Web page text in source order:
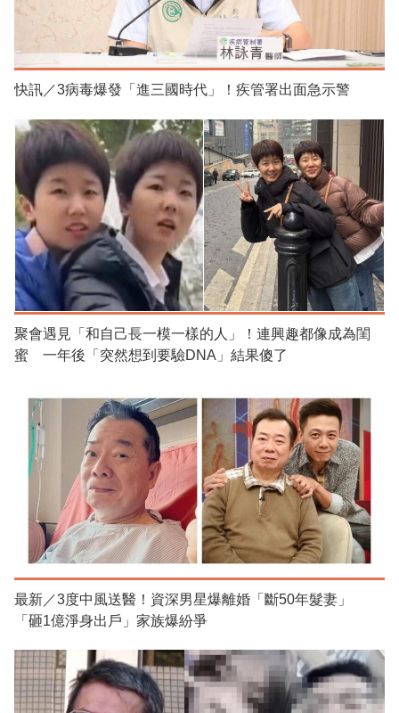
快訊／3病毒爆發「進三國時代」！疾管署出面急示警
聚會遇見「和自己長一模一樣的人」！連興趣都像成為閨
蜜 一年後「突然想到要驗DNA」結果傻了
最新／3度中風送醫！資深男星爆離婚「斷50年髮妻」
「砸1億淨身出戶」家族爆紛爭